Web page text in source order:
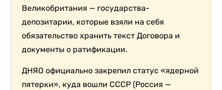
Великобритания — государства-
депозитарии, которые взяли на себя
обязательство хранить текст Договора и
документы о ратификации.
ДНЯО официально закрепил статус «ядерной
пятерки», куда вошли СССР (Россия —